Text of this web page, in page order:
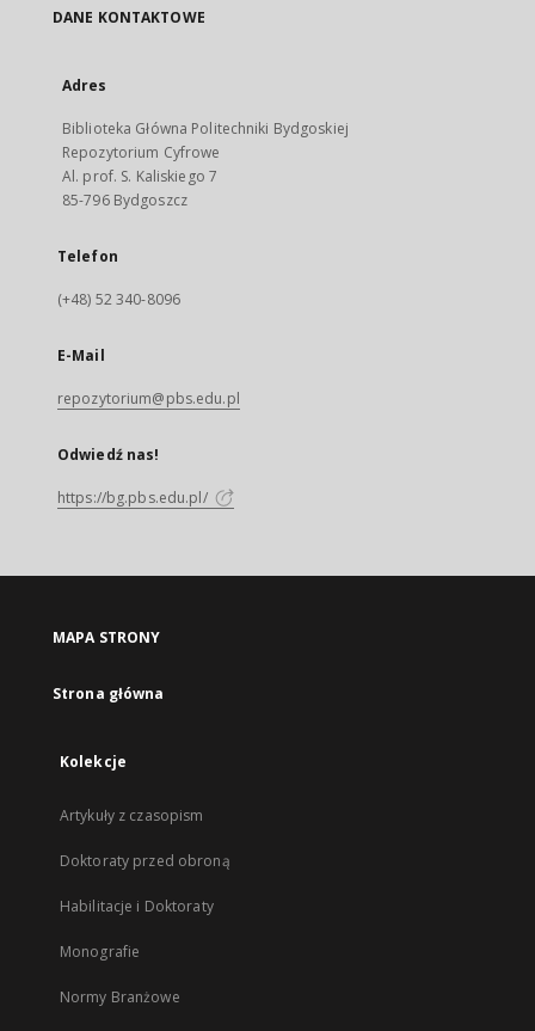
DANE KONTAKTOWE
Adres
Biblioteka Główna Politechniki Bydgoskiej
Repozytorium Cyfrowe
Al. prof. S. Kaliskiego 7
85-796 Bydgoszcz
Telefon
(+48) 52 340-8096
E-Mail
repozytorium@pbs.edu.pl
Odwiedź nas!
https://bg.pbs.edu.pl/
MAPA STRONY
Strona główna
Kolekcje
Artykuły z czasopism
Doktoraty przed obroną
Habilitacje i Doktoraty
Monografie
Normy Branżowe